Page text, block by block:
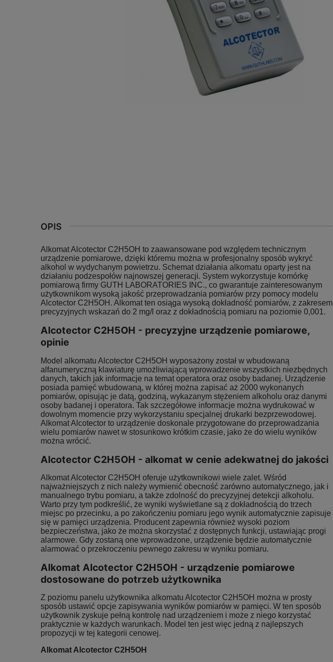
OPIS
Alkomat Alcotector C2H5OH to zaawansowane pod względem technicznym
urządzenie pomiarowe, dzięki któremu można w profesjonalny sposób wykryć
alkohol w wydychanym powietrzu. Schemat działania alkomatu oparty jest na
działaniu podzespołów najnowszej generacji. System wykorzystuje komórkę
pomiarową firmy GUTH LABORATORIES INC., co gwarantuje zainteresowanym
użytkownikom wysoką jakość przeprowadzania pomiarów przy pomocy modelu
Alcotector C2H5OH. Alkomat ten osiąga wysoką dokładność pomiarów, z zakresem
precyzyjnych wskazań do 2 mg/l oraz z dokładnością pomiaru na poziomie 0,001.
Alcotector C2H5OH - precyzyjne urządzenie pomiarowe,
opinie
Model alkomatu Alcotector C2H5OH wyposażony został w wbudowaną
alfanumeryczną klawiaturę umożliwiającą wprowadzenie wszystkich niezbędnych
danych, takich jak informacje na temat operatora oraz osoby badanej. Urządzenie
posiada pamięć wbudowaną, w której można zapisać aż 2000 wykonanych
pomiarów, opisując je datą, godziną, wykazanym stężeniem alkoholu oraz danymi
osoby badanej i operatora. Tak szczegółowe informacje można wydrukować w
dowolnym momencie przy wykorzystaniu specjalnej drukarki bezprzewodowej.
Alkomat Alcotector to urządzenie doskonale przygotowane do przeprowadzania
wielu pomiarów nawet w stosunkowo krótkim czasie, jako że do wielu wyników
można wrócić.
Alcotector C2H5OH - alkomat w cenie adekwatnej do jakości
Alkomat Alcotector C2H5OH oferuje użytkownikowi wiele zalet. Wśród
najważniejszych z nich należy wymienić obecność zarówno automatycznego, jak i
manualnego trybu pomiaru, a także zdolność do precyzyjnej detekcji alkoholu.
Warto przy tym podkreślić, że wyniki wyświetlane są z dokładnością do trzech
miejsc po przecinku, a po zakończeniu pomiaru jego wynik automatycznie zapisuje
się w pamięci urządzenia. Producent zapewnia również wysoki poziom
bezpieczeństwa, jako że można skorzystać z dostępnych funkcji, ustawiając progi
alarmowe. Gdy zostaną one wprowadzone, urządzenie będzie automatycznie
alarmować o przekroczeniu pewnego zakresu w wyniku pomiaru.
Alkomat Alcotector C2H5OH - urządzenie pomiarowe
dostosowane do potrzeb użytkownika
Z poziomu panelu użytkownika alkomatu Alcotector C2H5OH można w prosty
sposób ustawić opcje zapisywania wyników pomiarów w pamięci. W ten sposób
użytkownik zyskuje pełną kontrolę nad urządzeniem i może z niego korzystać
praktycznie w każdych warunkach. Model ten jest więc jedną z najlepszych
propozycji w tej kategorii cenowej.
Alkomat Alcotector C2H5OH